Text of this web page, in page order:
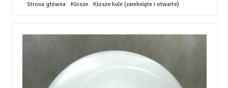
Strona główna Klosze Klosze kule (zamknięte i otwarte)